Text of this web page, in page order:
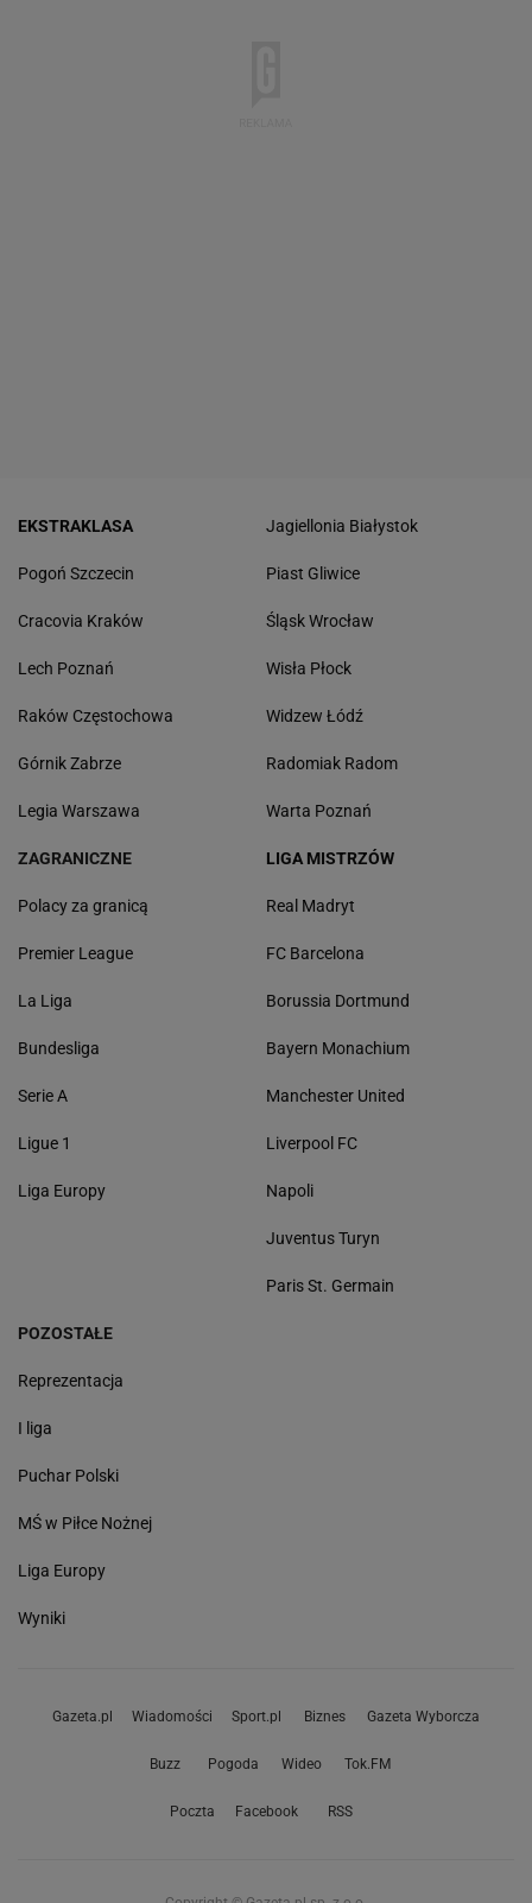
EKSTRAKLASA
Pogoń Szczecin
Cracovia Kraków
Lech Poznań
Raków Częstochowa
Górnik Zabrze
Legia Warszawa
Jagiellonia Białystok
Piast Gliwice
Śląsk Wrocław
Wisła Płock
Widzew Łódź
Radomiak Radom
Warta Poznań
ZAGRANICZNE
Polacy za granicą
Premier League
La Liga
Bundesliga
Serie A
Ligue 1
Liga Europy
LIGA MISTRZÓW
Real Madryt
FC Barcelona
Borussia Dortmund
Bayern Monachium
Manchester United
Liverpool FC
Napoli
Juventus Turyn
Paris St. Germain
POZOSTAŁE
Reprezentacja
I liga
Puchar Polski
MŚ w Piłce Nożnej
Liga Europy
Wyniki
Gazeta.pl Wiadomości Sport.pl Biznes Gazeta Wyborcza
Buzz Pogoda Wideo Tok.FM
Poczta Facebook RSS